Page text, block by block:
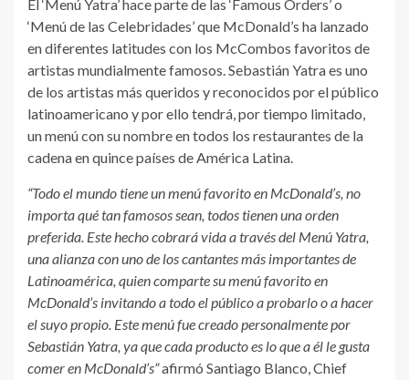
El ‘Menú Yatra’ hace parte de las ‘Famous Orders’ o
‘Menú de las Celebridades’ que McDonald’s ha lanzado
en diferentes latitudes con los McCombos favoritos de
artistas mundialmente famosos. Sebastián Yatra es uno
de los artistas más queridos y reconocidos por el público
latinoamericano y por ello tendrá, por tiempo limitado,
un menú con su nombre en todos los restaurantes de la
cadena en quince países de América Latina.
“Todo el mundo tiene un menú favorito en McDonald’s, no
importa qué tan famosos sean, todos tienen una orden
preferida. Este hecho cobrará vida a través del Menú Yatra,
una alianza con uno de los cantantes más importantes de
Latinoamérica, quien comparte su menú favorito en
McDonald’s invitando a todo el público a probarlo o a hacer
el suyo propio. Este menú fue creado personalmente por
Sebastián Yatra, ya que cada producto es lo que a él le gusta
comer en McDonald’s”afirmó Santiago Blanco, Chief